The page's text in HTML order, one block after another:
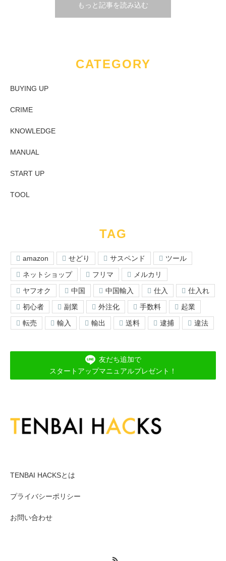
もっと記事を読み込む
CATEGORY
BUYING UP
CRIME
KNOWLEDGE
MANUAL
START UP
TOOL
TAG
amazon せどり サスペンド
ツール
ネットショップ
フリマ
メルカリ
ヤフオク
中国 中国輸入 仕入
仕入れ
初心者
副業 外注化 手数料
起業
転売
輸入 輸出 送料 逮捕 違法
友だち追加で
スタートアップマニュアルプレゼント！
TENBAI HACKSとは
プライバシーポリシー
お問い合わせ